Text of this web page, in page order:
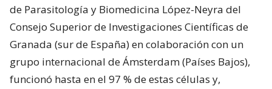
de Parasitología y Biomedicina López-Neyra del
Consejo Superior de Investigaciones Científicas de
Granada (sur de España) en colaboración con un
grupo internacional de Ámsterdam (Países Bajos),
funcionó hasta en el 97 % de estas células y,